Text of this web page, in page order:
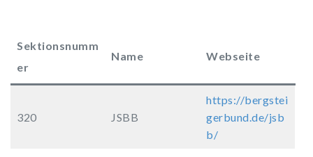
Sektionsnumm
er
Name Webseite
320 JSBB
https://bergstei
gerbund.de/jsb
b/